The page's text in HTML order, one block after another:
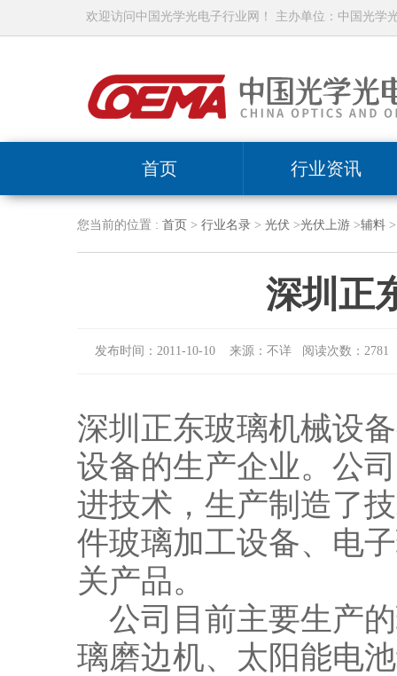
欢迎访问中国光学光电子行业网！ 主办单位：中国光学
首页 行业资讯
您当前的位置 : 首页 > 行业名录> 光伏 >光伏上游>辅料>
深圳正
发布时间：2011-10-10 来源：不详 阅读次数：2781
深圳正东玻璃机械设
设备的生产企业。公
进技术，生产制造了
件玻璃加工设备、电
关产品。
公司目前主要生产
璃磨边机、太阳能电